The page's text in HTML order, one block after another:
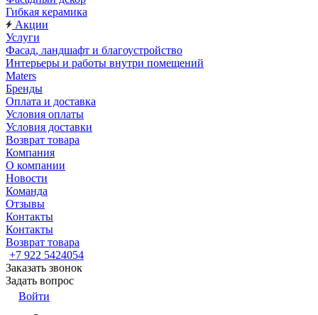
Гибкая керамика
Акции
Услуги
Фасад, ландшафт и благоустройство
Интерьеры и работы внутри помещений
Maters
Бренды
Оплата и доставка
Условия оплаты
Условия доставки
Возврат товара
Компания
О компании
Новости
Команда
Отзывы
Контакты
Контакты
Возврат товара
+7 922 5424054
Заказать звонок
Задать вопрос
Войти